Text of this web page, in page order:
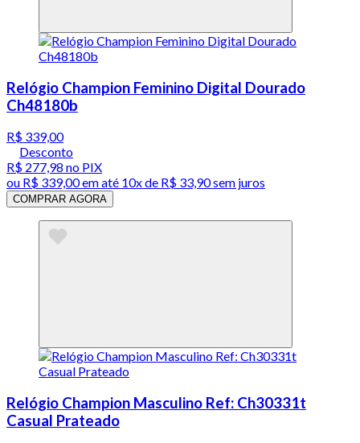
Relógio Champion Feminino Digital Dourado
Ch48180b
R$ 339,00
Desconto
R$ 277,98 no PIX
ou R$ 339,00em até 10x de R$ 33,90 sem juros
COMPRAR AGORA
Relógio Champion Masculino Ref: Ch30331t
Casual Prateado